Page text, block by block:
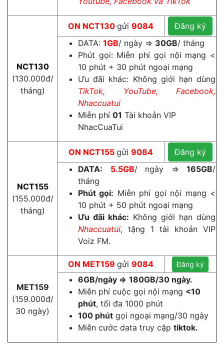
NCT130
(130.000đ/
tháng)
ON NCT130 gửi 9084
Đăng ký
DATA: 1GB/ ngày ⇒ 30GB/ tháng
Phút gọi: Miễn phí gọi nội mạng <
10 phút + 30 phút ngoại mạng
Ưu đãi khác: Không giới hạn dùng
TikTok, YouTube, Facebook,
Nhaccuatui
Miễn phí 01 Tài khoản VIP
NhacCuaTui
NCT155
(155.000đ/
tháng)
ON NCT155 gửi 9084
Đăng ký
DATA:
5.5GB/ ngày ⇒ 165GB/
tháng
Phút gọi: Miễn phí gọi nội mạng <
10 phút + 50 phút ngoại mạng
Ưu đãi khác: Không giới hạn dùng
Nhaccuatui, tặng 1 tài khoản VIP
Voiz FM.
MET159
(159.000đ/
30 ngày)
ON MET159 gửi 9084 Đăng ký
6GB/ngày => 180GB/30 ngày.
Miễn phí cuộc gọi nội mạng <10
phút, tối đa 1000 phút
100 phút gọi ngoại mạng/30 ngày
Miễn cước data truy cập tiktok.